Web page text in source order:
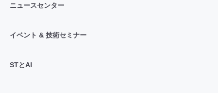
ニュースセンター
イベント & 技術セミナー
STとAI